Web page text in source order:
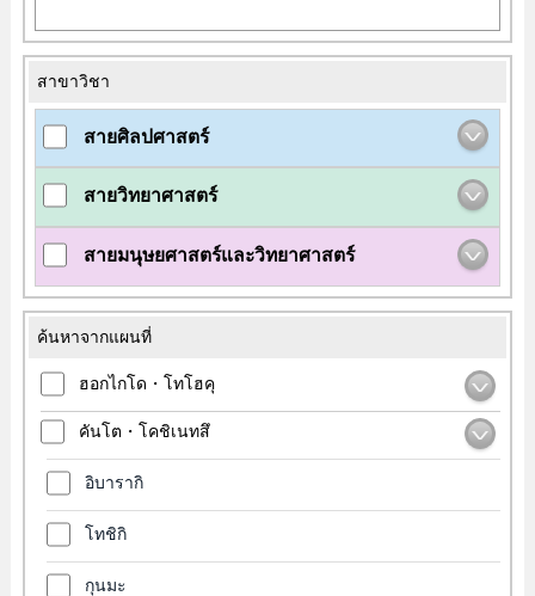
สาขาวิชา
สายศิลปศาสตร์
สายวิทยาศาสตร์
สายมนุษยศาสตร์และวิทยาศาสตร์
ค้นหาจากแผนที่
ฮอกไกโด・โทโฮคุ
คันโต・โคชิเนทสึ
อิบารากิ
โทชิกิ
กุนมะ